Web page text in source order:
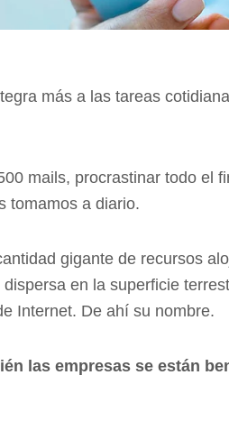
más a las tareas
mails, procrastinar todo el
tomamos a diario.
gigante de recursos
en la superficie
Internet. De ahí su nombre.
las empresas se están